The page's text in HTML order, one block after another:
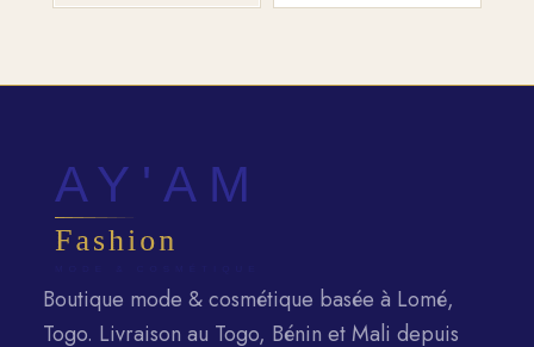
Boutique mode & cosmétique basée à Lomé,
Togo. Livraison au Togo, Bénin et Mali depuis